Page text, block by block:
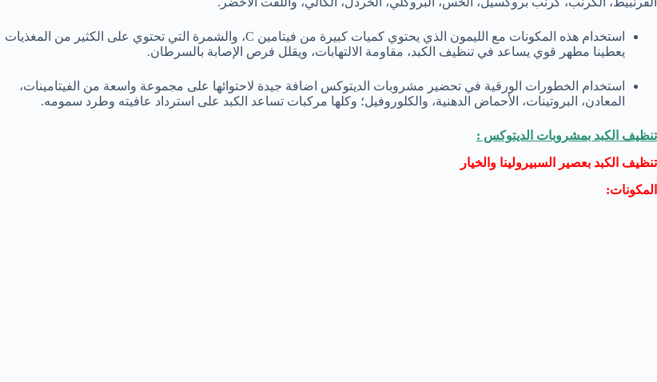
استخدام هذه المكونات مع الليمون الذي يحتوي كميات كبيرة من فيتامين C، والشمرة التي تحتوي على الكثير من المغذيات
يعطينا مطهر قوي يساعد في تنظيف الكبد، مقاومة الالتهابات، ويقلل فرص الإصابة بالسرطان.
استخدام الخطورات الورقية في تحضير مشروبات الديتوكس اضافة جيدة لاحتوائها على مجموعة واسعة من الفيتامينات،
المعادن، البروتينات، الأحماض الدهنية، والكلوروفيل؛ وكلها مركبات تساعد الكبد على استرداد عافيته وطرد سمومه.
تنظيف الكبد بمشروبات الديتوكس :
تنظيف الكبد بعصير السبيرولينا والخيار
المكونات: